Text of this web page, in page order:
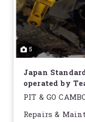
5
Japan
operated by
Penh
PIT & GO
Repairs &